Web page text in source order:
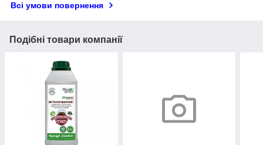
Всі умови повернення
Подібні товари компанії